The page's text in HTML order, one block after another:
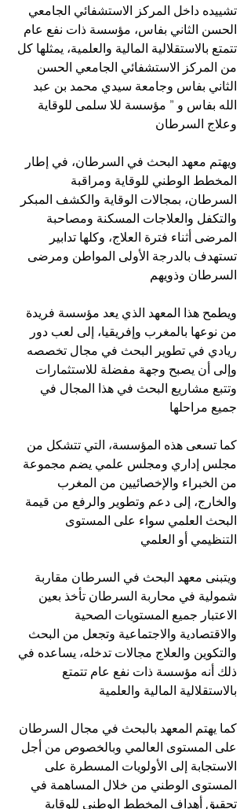
تشييده داخل المركز الاستشفائي الجامعي
الحسن الثاني بفاس، مؤسسة ذات نفع عام
تتمتع بالاستقلالية المالية والعلمية، يمثلها كل
من المركز الاستشفائي الجامعي الحسن
الثاني بفاس وجامعة سيدي محمد بن عبد
الله بفاس و ” مؤسسة للا سلمى للوقاية
وعلاج السرطان
ويهتم معهد البحث في السرطان، في إطار
المخطط الوطني للوقاية ومراقبة
السرطان، بمجالات الوقاية والكشف المبكر
والتكفل والعلاجات المسكنة ومصاحبة
المرضى أثناء فترة العلاج، وكلها تدابير
تستهدف بالدرجة الأولى المواطن ومرضى
السرطان وذويهم
ويطمح هذا المعهد الذي يعد مؤسسة فريدة
من نوعها بالمغرب وإفريقيا، إلى لعب دور
ريادي في تطوير البحث في مجال تخصصه
وإلى أن يصبح وجهة مفضلة للاستثمارات
وتتبع مشاريع البحث في هذا المجال في
جميع مراحلها
كما تسعى هذه المؤسسة، التي تتشكل من
مجلس إداري ومجلس علمي يضم مجموعة
من الخبراء والإخصائيين من المغرب
والخارج، إلى دعم وتطوير والرفع من قيمة
البحث العلمي سواء على المستوى
التنظيمي أو العلمي
ويتبنى معهد البحث في السرطان مقاربة
شمولية في محاربة السرطان تأخذ بعين
الاعتبار جميع المستويات الصحية
والاقتصادية والاجتماعية وتجعل من البحث
والتكوين والعلاج مجالات تدخله، يساعده في
ذلك أنه مؤسسة ذات نفع عام تتمتع
بالاستقلالية المالية والعلمية
كما يهتم المعهد بالبحث في مجال السرطان
على المستوى العالمي وبالخصوص من أجل
الاستجابة إلى الأولويات المسطرة على
المستوى الوطني من خلال المساهمة في
تحقيق أهداف المخطط الوطني للوقاية